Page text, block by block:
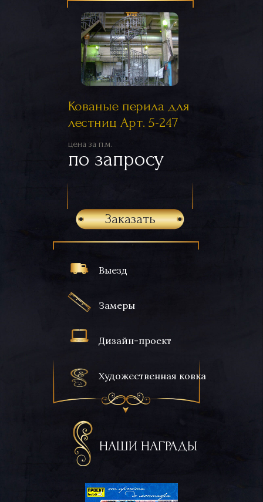
Выезд
Замеры
Дизайн-проект
Художественная ковка
НАШИ НАГРАДЫ
Кованые перила для
лестниц Арт. 5-247
цена за п.м.
по запросу
Заказать